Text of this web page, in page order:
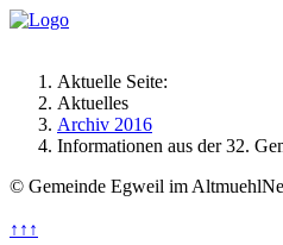
Aktuelle Seite:
Aktuelles
Archiv 2016
Informationen aus der 32.
© Gemeinde Egweil im
↑↑↑